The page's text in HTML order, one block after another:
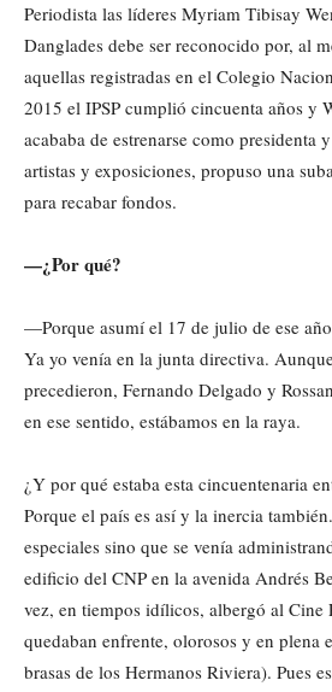
Periodista las líderes Myriam Tibisay
Danglades debe ser reconocido por, al
aquellas registradas en el Colegio
2015 el IPSP cumplió cincuenta años y
acababa de estrenarse como presidenta
artistas y exposiciones, propuso una
para recabar fondos.
—¿Por qué?
—Porque asumí el 17 de julio de ese
Ya yo venía en la junta directiva.
precedieron, Fernando Delgado y
en ese sentido, estábamos en la raya.
¿Y por qué estaba esta cincuentenaria
Porque el país es así y la inercia
especiales sino que se venía
edificio del CNP en la avenida Andrés
vez, en tiempos idílicos, albergó al Cine
quedaban enfrente, olorosos y en plena
brasas de los Hermanos Riviera). Pues